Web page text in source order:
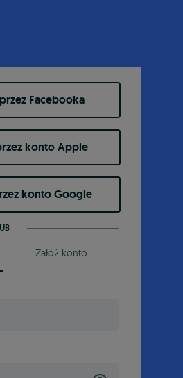
Facebooka
konto Apple
konto Google
Załóż konto